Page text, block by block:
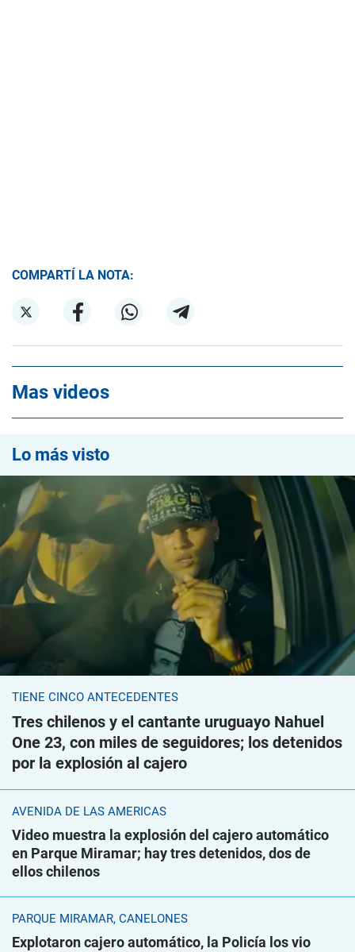
COMPARTÍ LA NOTA:
Mas videos
Lo más visto
TIENE CINCO ANTECEDENTES
Tres chilenos y el cantante uruguayo Nahuel
One 23, con miles de seguidores; los detenidos
por la explosión al cajero
AVENIDA DE LAS AMÉRICAS
Video muestra la explosión del cajero automático
en Parque Miramar; hay tres detenidos, dos de
ellos chilenos
PARQUE MIRAMAR, CANELONES
Explotaron cajero automático, la Policía los vio